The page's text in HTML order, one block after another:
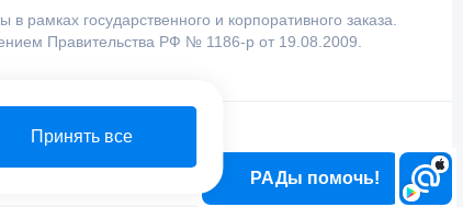
РАДы помочь!
государственного и корпоративного заказа.
Правительства РФ № 1186-р от 19.08.2009.
Принять все